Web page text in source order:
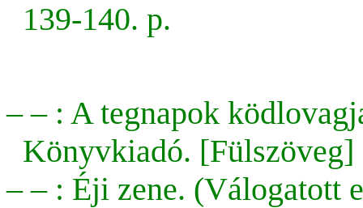
139-140. p.
– – : A tegnapok
Könyvkiadó. [Fülszöveg]
– – : Éji zene. (Válogatott